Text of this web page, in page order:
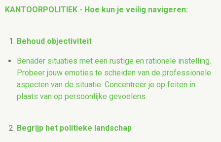
KANTOORPOLITIEK - Hoe kun je veilig navigeren:
Behoud objectiviteit
Benader situaties met een rustige en rationele instelling.
Probeer jouw emoties te scheiden van de professionele
aspecten van de situatie. Concentreer je op feiten in
plaats van op persoonlijke gevoelens.
Begrijp het politieke landschap